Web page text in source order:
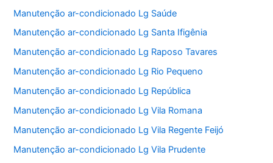
Manutenção ar-condicionado Lg Saúde
Manutenção ar-condicionado Lg Santa Ifigênia
Manutenção ar-condicionado Lg Raposo Tavares
Manutenção ar-condicionado Lg Rio Pequeno
Manutenção ar-condicionado Lg República
Manutenção ar-condicionado Lg Vila Romana
Manutenção ar-condicionado Lg Vila Regente Feijó
Manutenção ar-condicionado Lg Vila Prudente